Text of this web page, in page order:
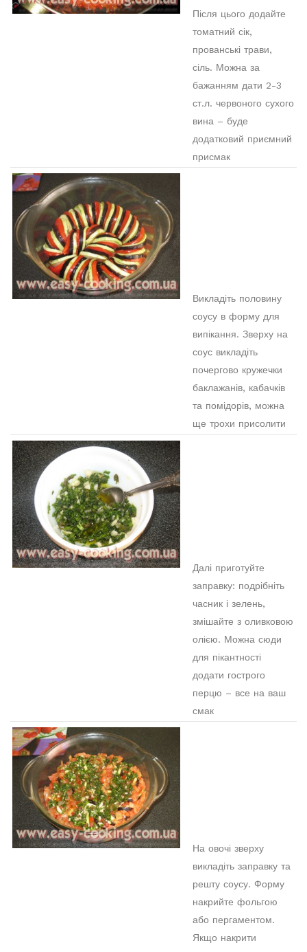
Після цього додайте
томатний сік,
прованські трави,
сіль. Можна за
бажанням дати 2-3
ст.л. червоного сухого
вина – буде
додатковий приємний
присмак
Викладіть половину
соусу в форму для
випікання. Зверху на
соус викладіть
почергово кружечки
баклажанів, кабачків
та помідорів, можна
ще трохи присолити
Далі приготуйте
заправку: подрібніть
часник і зелень,
змішайте з оливковою
олією. Можна сюди
для пікантності
додати гострого
перцю – все на ваш
смак
На овочі зверху
викладіть заправку та
решту соусу. Форму
накрийте фольгою
або пергаментом.
Якщо накрити